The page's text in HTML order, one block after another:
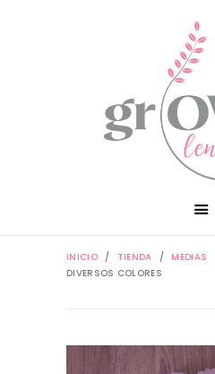
INICIO / TIENDA / MEDIAS
DIVERSOS COLORES